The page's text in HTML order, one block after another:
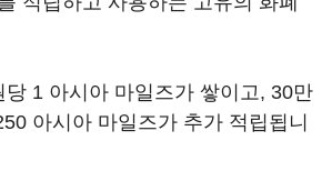
당 1 아시아 마일즈가 쌓이고, 30만
아시아 마일즈가 추가 적립됩니